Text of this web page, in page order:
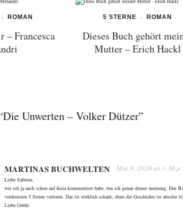
ROMAN
– Francesca
5 STERNE ROMAN
Dieses Buch gehört
Mutter – Erich Hackl
Unwerten – Volker Dützer”
MARTINAS BUCHWELTEN Mai 9, 2020 at 1:36
Liebe Sabrina,
wie ich ja auch schon auf Insta kommentiert habe, bin ich genau deiner meinung. Das
verdiensten 5 Sterne verloren. Das ist wirklich schade, denn die Geschichte ist absolut
Liebe Grüße